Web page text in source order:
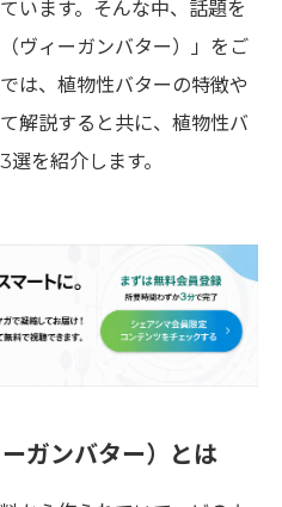
います。そんな中、話題を
ヴィーガンバター）」をご
は、植物性バターの特徴や
解説すると共に、植物性バ
を紹介します。
ガンバター）とは